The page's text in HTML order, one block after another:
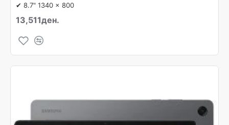
✔ 8.7" 1340 x 800
13,511ден.